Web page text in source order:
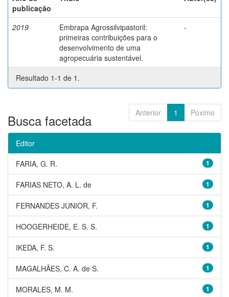
publicação
2019
Embrapa Agrossilvipastoril:
primeiras contribuições para o
desenvolvimento de uma
agropecuária sustentável.
-
Resultado 1-1 de 1.
Anterior 1 Póximo
Busca facetada
Editor
1
FARIA, G. R.
1
FARIAS NETO, A. L. de
1
FERNANDES JUNIOR, F.
1
HOOGERHEIDE, E. S. S.
1
IKEDA, F. S.
1
MAGALHÃES, C. A. de S.
1
MORALES, M. M.